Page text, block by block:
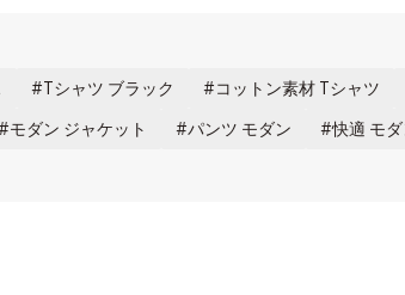
Tシャツ ブラック コットン素材 Tシャツ
モダン ジャケット パンツ モダン
快適 モ